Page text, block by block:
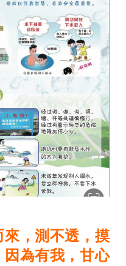
來，測不透，摸
為有我，甘心